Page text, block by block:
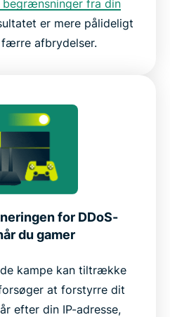
begrænsninger fra din
er mere pålideligt
afbrydelser.
for DDoS-
du gamer
kampe kan tiltrække
at forstyrre dit
efter din IP-adresse,